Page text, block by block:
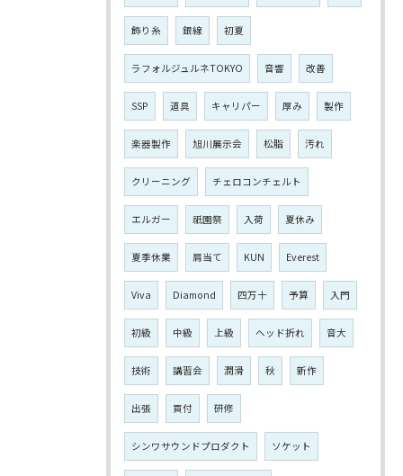
飾り糸 銀線 初夏
ラフォルジュルネTOKYO 音響 改善
SSP 道具 キャリパー 厚み 製作
楽器製作 旭川展示会 松脂 汚れ
クリーニング チェロコンチェルト
エルガー 祇園祭 入荷 夏休み
夏季休業 肩当て KUN Everest
Viva Diamond 四万十 予算 入門
初級 中級 上級 ヘッド折れ 音大
技術 講習会 潤滑 秋 新作
出張 買付 研修
シンワサウンドプロダクト ソケット